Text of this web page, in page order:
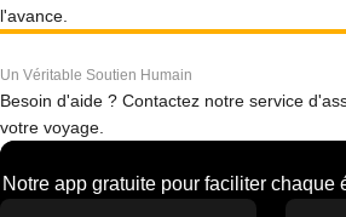
l'avance.
Un Véritable Soutien Humain
Besoin d'aide ? Contactez notre service
votre voyage.
Notre app gratuite pour faciliter chaque